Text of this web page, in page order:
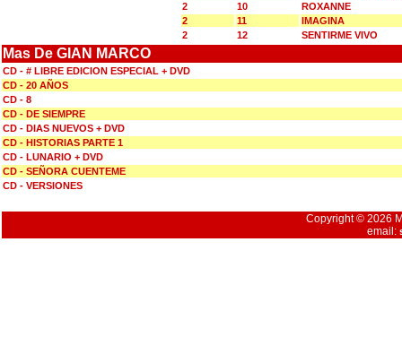
2
10
ROXANNE
2
11
IMAGINA
2
12 SENTIRME VIVO
Mas De GIAN MARCO
CD - # LIBRE EDICION ESPECIAL + DVD
CD - 20 AÑOS
CD - 8
CD - DE SIEMPRE
CD - DIAS NUEVOS + DVD
CD - HISTORIAS PARTE 1
CD - LUNARIO + DVD
CD - SEÑORA CUENTEME
CD - VERSIONES
Copyright © 2026
email: